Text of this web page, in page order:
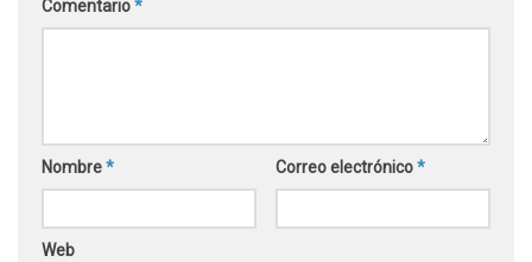
Comentario*
Nombre* Correo electrónico*
Web